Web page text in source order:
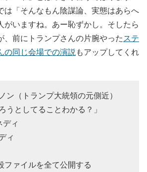
は「そんなもん陰謀論、実態はあらへ
がいますね。あー恥ずかし。そしたら
、前にトランプさんの片腕やったステ
の同じ会場での演説 もアップしてくれ
ン（トランプ大統領の元側近）
うとしてることわかる？」
ディ
ィ
ファイルを全て公開する